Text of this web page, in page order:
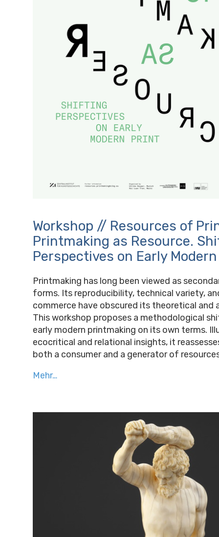
Workshop // Resources of
Printmaking as Resource.
Perspectives on Early
Printmaking has long been viewed as
forms. Its reproducibility, technical variety,
commerce have obscured its theoretical and
This workshop proposes a methodological
early modern printmaking on its own terms.
ecocritical and relational insights, it
both a consumer and a generator of
Mehr…